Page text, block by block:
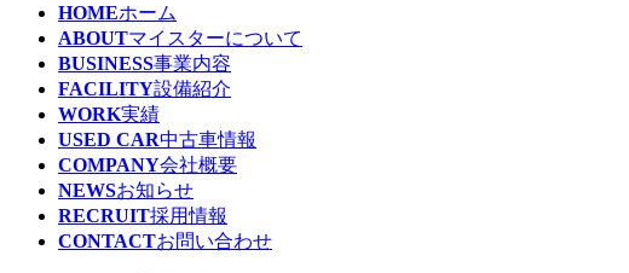
HOMEホーム
ABOUTマイスターについて
BUSINESS事業内容
FACILITY設備紹介
WORK実績
USED CAR中古車情報
COMPANY会社概要
NEWSお知らせ
RECRUIT採用情報
CONTACTお問い合わせ